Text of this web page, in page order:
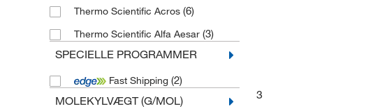
Thermo Scientific Acros (6)
Thermo Scientific Alfa Aesar (3)
SPECIELLE PROGRAMMER
Fast Shipping (2)
MOLEKYLVÆGT (G/MOL)
3